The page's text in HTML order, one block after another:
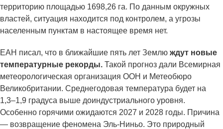
территорию площадью 1698,26 га. По данным окружных
властей, ситуация находится под контролем, а угрозы
населенным пунктам в настоящее время нет.
ЕАН писал, что в ближайшие пять лет Землю ждут новые
температурные рекорды. Такой прогноз дали Всемирная
метеорологическая организация ООН и Метеобюро
Великобритании. Среднегодовая температура будет на
1,3–1,9 градуса выше доиндустриального уровня.
Особенно горячими ожидаются 2027 и 2028 годы. Причина
— возвращение феномена Эль-Ниньо. Это природный